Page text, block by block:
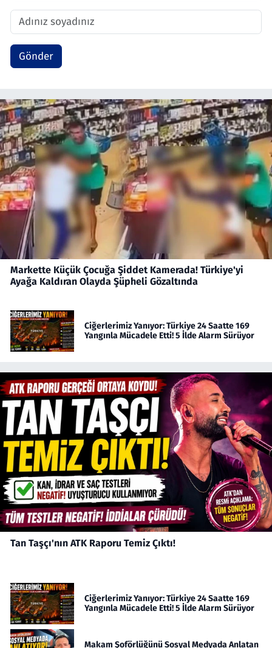
Gönder
Markette Küçük Çocuğa Şiddet Kamerada! Türkiye'yi
Ayağa Kaldıran Olayda Şüpheli Gözaltında
Ciğerlerimiz Yanıyor: Türkiye 24 Saatte 169
Yangınla Mücadele Etti! 5 İlde Alarm Sürüyor
Tan Taşçı'nın ATK Raporu Temiz Çıktı!
Ciğerlerimiz Yanıyor: Türkiye 24 Saatte 169
Yangınla Mücadele Etti! 5 İlde Alarm Sürüyor
Makam Şoförlüğünü Sosyal Medyada Anlatan